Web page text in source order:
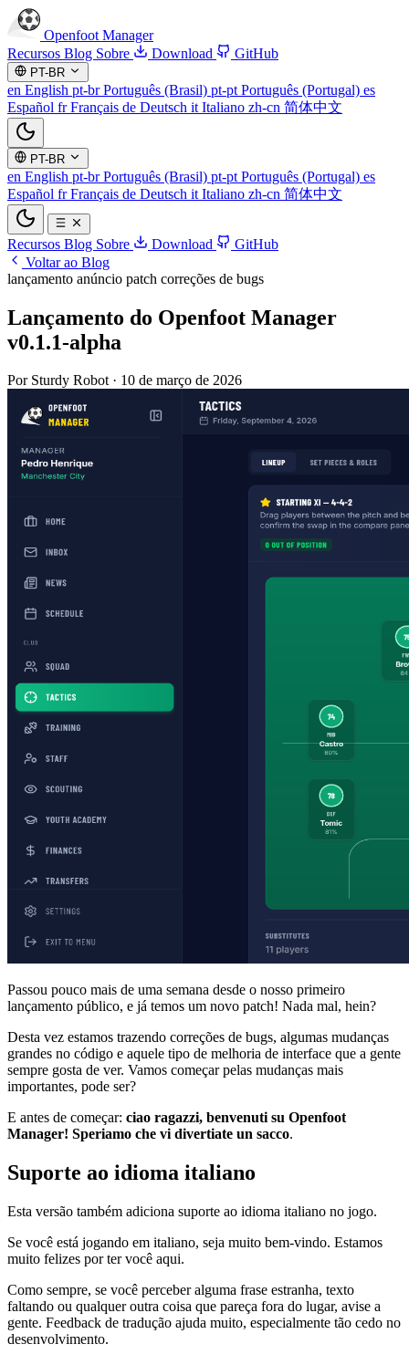
Openfoot Manager
Recursos Blog Sobre Download GitHub
PT-BR
en English pt-brPortuguês (Brasil) pt-pt Português (Portugal) es
Español frFrançais de Deutsch it Italiano zh-cn 简体中文
PT-BR
en English pt-brPortuguês (Brasil) pt-pt Português (Portugal) es
Español frFrançais de Deutsch it Italiano zh-cn 简体中文
Recursos Blog Sobre Download
GitHub
Voltar ao Blog
lançamento anúncio patch correções de bugs
Lançamento do Openfoot Manager
v0.1.1-alpha
Por Sturdy Robot · 10 de março de 2026
Passou pouco mais de uma semana desde o nosso primeiro
lançamento público, e já temos um novo patch! Nada mal, hein?
Desta vez estamos trazendo correções de bugs, algumas mudanças
grandes no código e aquele tipo de melhoria de interface que a gente
sempre gosta de ver. Vamos começar pelas mudanças mais
importantes, pode ser?
E antes de começar: ciao ragazzi, benvenuti su Openfoot
Manager! Speriamo che vi divertiate un sacco.
Suporte ao idioma italiano
Esta versão também adiciona suporte ao idioma italiano no jogo.
Se você está jogando em italiano, seja muito bem-vindo. Estamos
muito felizes por ter você aqui.
Como sempre, se você perceber alguma frase estranha, texto
faltando ou qualquer outra coisa que pareça fora do lugar, avise a
gente. Feedback de tradução ajuda muito, especialmente tão cedo no
desenvolvimento.